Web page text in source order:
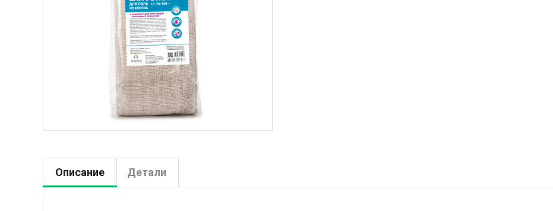
Описание Детали